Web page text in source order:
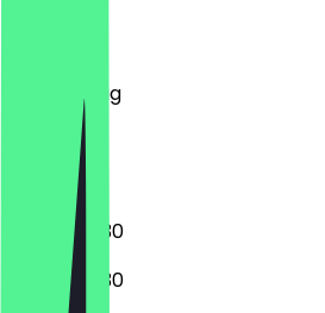
Donnerstag
Samstag
Sonntag
10:00 - 20:30
10:00 - 20:30